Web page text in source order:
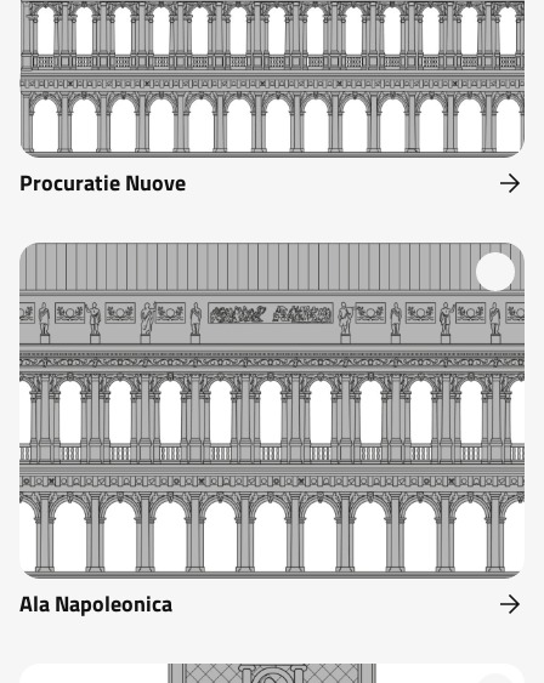
Procuratie Nuove
Ala Napoleonica